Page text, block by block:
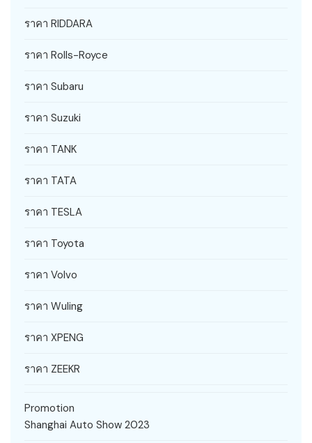
ราคา RIDDARA
ราคา Rolls-Royce
ราคา Subaru
ราคา Suzuki
ราคา TANK
ราคา TATA
ราคา TESLA
ราคา Toyota
ราคา Volvo
ราคา Wuling
ราคา XPENG
ราคา ZEEKR
Promotion
Shanghai Auto Show 2023